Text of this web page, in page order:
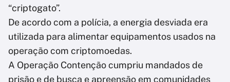
“criptogato”.
De acordo com a polícia, a energia desviada era
utilizada para alimentar equipamentos usados na
operação com criptomoedas.
A Operação Contenção cumpriu mandados de
prisão e de busca e apreensão em comunidades